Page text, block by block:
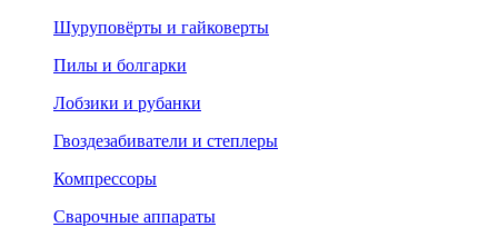
Шуруповёрты и гайковерты
Пилы и болгарки
Лобзики и рубанки
Гвоздезабиватели и степлеры
Компрессоры
Сварочные аппараты